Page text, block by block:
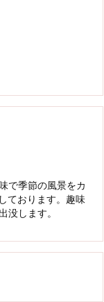
で季節の風景をカ
ております。趣味
没します。